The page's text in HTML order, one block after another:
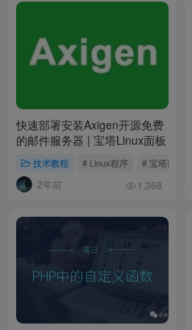
快速部署安装Axigen开源免费
的邮件服务器 | 宝塔Linux面板
技术教程 # Linux程序 # 宝塔面板
2年前 1,368